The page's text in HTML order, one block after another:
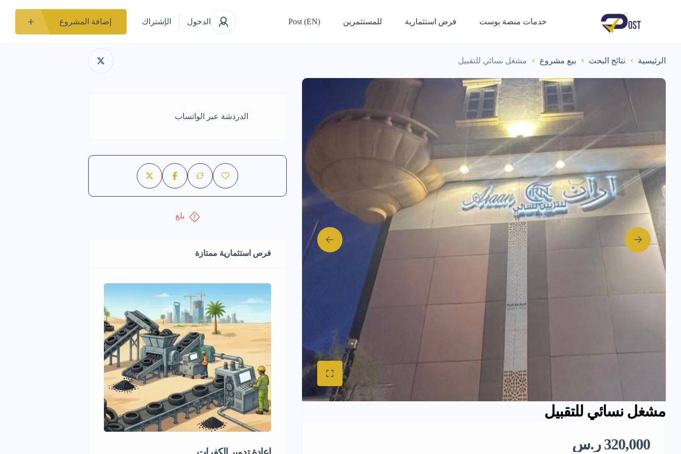
خدمات منصة بوست فرص استثمارية للمستثمرين Post (EN) الدخول الإشتراك إضافة المشروع
الرئيسية نتائج البحث بيع مشروع مشغل نسائي للتقبيل
مشغل نسائي للتقبيل
320,000 ر.س
الدردشة عبر الواتساب
بلغ
فرص استثمارية ممتازة